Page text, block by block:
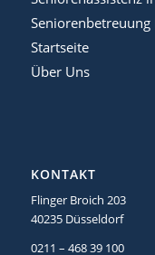
Startseite
Über Uns
KONTAKT
Flinger Broich 203
40235 Düsseldorf
0211 – 468 39 100